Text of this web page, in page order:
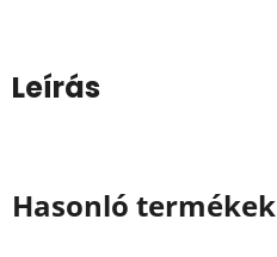
Leírás
Hasonló termékek